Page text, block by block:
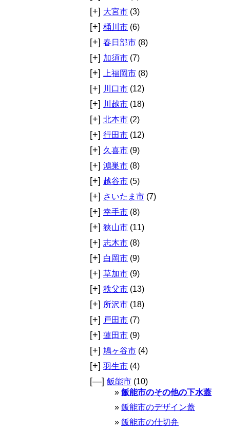
[+] 大宮市 (3)
[+] 桶川市 (6)
[+] 春日部市 (8)
[+] 加須市 (7)
[+] 上福岡市 (8)
[+] 川口市 (12)
[+] 川越市 (18)
[+] 北本市 (2)
[+] 行田市 (12)
[+] 久喜市 (9)
[+] 鴻巣市 (8)
[+] 越谷市 (5)
[+] さいたま市 (7)
[+] 幸手市 (8)
[+] 狭山市 (11)
[+] 志木市 (8)
[+] 白岡市 (9)
[+] 草加市 (9)
[+] 秩父市 (13)
[+] 所沢市 (18)
[+] 戸田市 (7)
[+] 蓮田市 (9)
[+] 鳩ヶ谷市 (4)
[+] 羽生市 (4)
[—] 飯能市 (10)
飯能市のその他の下水蓋
飯能市のデザイン蓋
飯能市の仕切弁